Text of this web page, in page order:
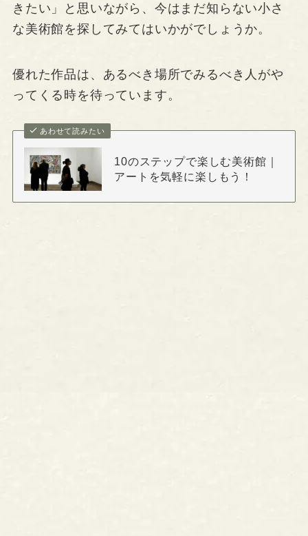
きたい」と思いながら、今はまだ知らない小さ
な美術館を探してみてはいかがでしょうか。
優れた作品は、あるべき場所でみるべき人がや
ってくる時を待っています。
あわせて読みたい
10のステップで楽しむ美術館｜
アートを気軽に楽しもう！